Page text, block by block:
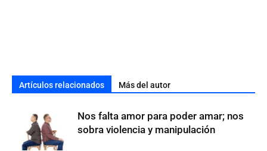
Artículos relacionados Más del autor
Nos falta amor para poder amar; nos
sobra violencia y manipulación